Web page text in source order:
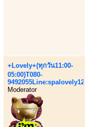
+Lovely+(ทุกวัน11:00-
05:00)T080-
9492055Line:spalovely123
Moderator